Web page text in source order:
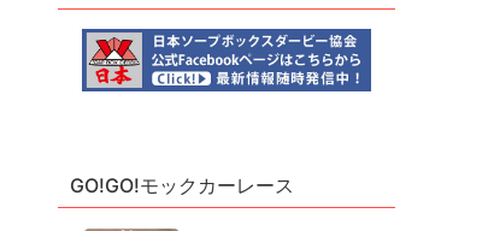
GO!GO!モックカーレース